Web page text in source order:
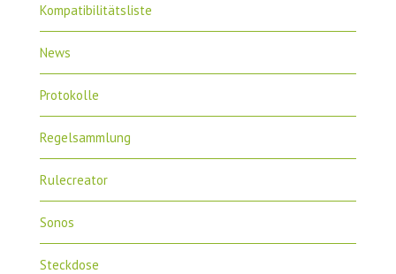
Kompatibilitätsliste
News
Protokolle
Regelsammlung
Rulecreator
Sonos
Steckdose